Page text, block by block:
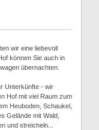
wir eine liebevoll
können Sie auch in
übernachten.
Unterkünfte - wir
Hof mit viel Raum zum
Heuboden, Schaukel,
Gelände mit Wald,
und streicheln...